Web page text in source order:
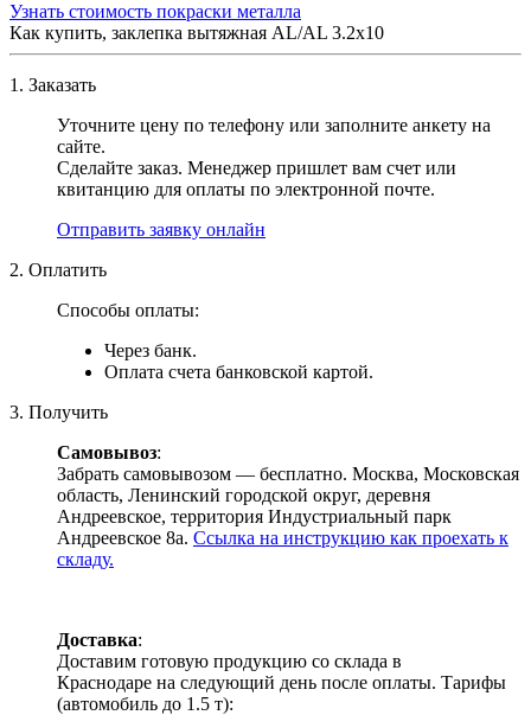
Узнать стоимость покраски металла
Как купить, заклепка вытяжная AL/AL 3.2х10
1. Заказать
Уточните цену по телефону или заполните анкету на
сайте.
Сделайте заказ. Менеджер пришлет вам счет или
квитанцию для оплаты по электронной почте.
Отправить заявку онлайн
2. Оплатить
Способы оплаты:
Через банк.
Оплата счета банковской картой.
3. Получить
Самовывоз:
Забрать самовывозом — бесплатно. Москва, Московская
область, Ленинский городской округ, деревня
Андреевское, территория Индустриальный парк
Андреевское 8а. Ссылка на инструкцию как проехать к
складу.
Доставка:
Доставим готовую продукцию со склада в
Краснодаре на следующий день после оплаты. Тарифы
(автомобиль до 1.5 т):